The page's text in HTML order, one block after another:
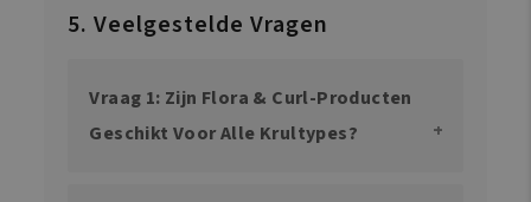
5. Veelgestelde Vragen
Vraag 1: Zijn Flora & Curl-Producten
Geschikt Voor Alle Krultypes?